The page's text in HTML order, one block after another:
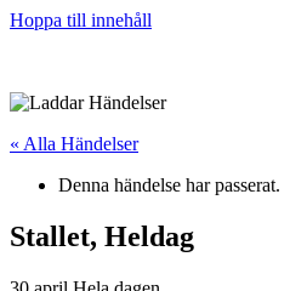
Hoppa till innehåll
« Alla Händelser
Denna händelse har passerat.
Stallet, Heldag